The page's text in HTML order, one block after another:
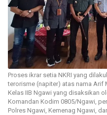
Proses ikrar setia NKRI yang
terorisme (napiter) atas nama
Kelas IIB Ngawi yang disaksikan
Komandan Kodim 0805/Ngawi,
Polres Ngawi, Kemenag Ngawi,